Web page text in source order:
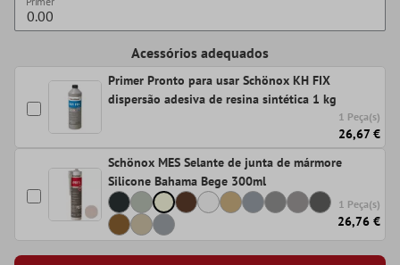
Acessórios adequados
Primer Pronto para usar Schönox KH FIX
dispersão adesiva de resina sintética 1 kg
1 Peça(s)
26,67 €
Schönox MES Selante de junta de mármore
Silicone Bahama Bege 300ml
1 Peça(s)
26,76 €